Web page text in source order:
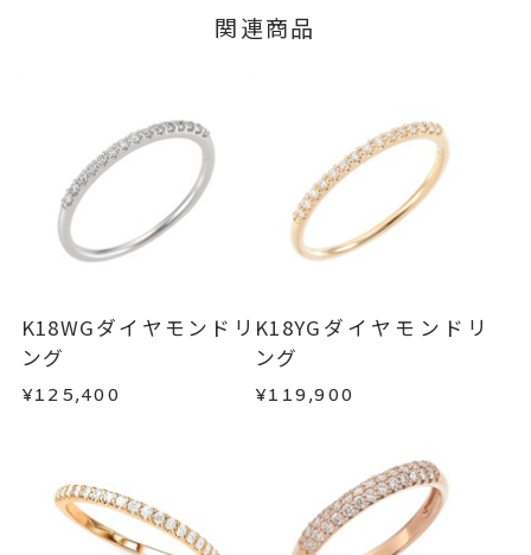
※#16からは19,800円(税込)の加
#6.5以下は不可
リング幅 約1.2mm
ハーフエタニティ
カテゴリー
K18PGピンキーリング 、
エタニティピンキーリング
刻印
■お届け目安が「3営業日以内に発送」の商品
発送いたします。
■お届け目安が「約1ヶ月半以内～」の商品
ご注文いただいてから在庫状況を確認いたしま
・在庫のご用意ができる場合： 約1週間～1ヶ月以
内を目安に発送いたします。
・受注生産となる場合： 商品ページに記載のある
※お急ぎの方はご注文前にお問い合わせくださ
い。事前に現在の納期状況を確認いたします。
ージの購入履歴一覧よりご注文状況をご確認いた
ンセルを承ります。
メンバーシップ未登録のお客さまは、お問い合
わせフォームよりご連絡ください。
返品・交換以下の場合、商品の返品・交換・返金
は承りかねます。
・受注生産の商品
・お客さまのお手元で傷や汚れが発生した商品
・到着後ご連絡無く7日以上経過した商品
・刻印をお入れした商品
・過度な交換・返品を繰り返している場合
商品の品質には万全を期しておりますが、万が一
関連商品
K18WGダイヤモンドリ
ング
¥125,400
K18YGダイヤモンドリ
ング
¥119,900